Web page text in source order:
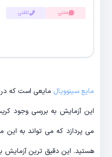
متنی تلفنی
مایع سینوویال مایعی است که
این آزمایش به بررسی وجود
می پردازد که می تواند به این
هستید. این دقیق ترین